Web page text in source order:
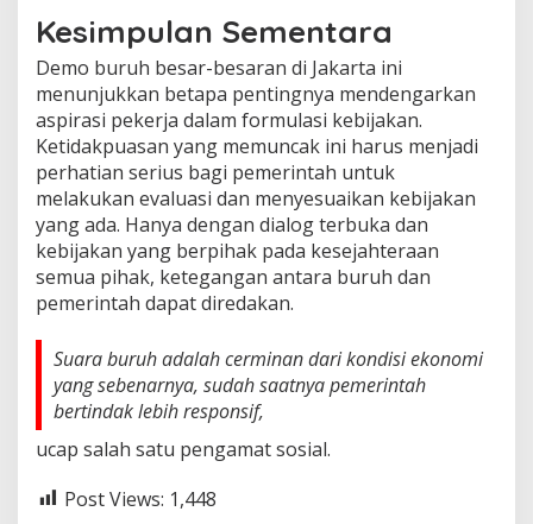
Kesimpulan Sementara
Demo buruh besar-besaran di Jakarta ini
menunjukkan betapa pentingnya mendengarkan
aspirasi pekerja dalam formulasi kebijakan.
Ketidakpuasan yang memuncak ini harus menjadi
perhatian serius bagi pemerintah untuk
melakukan evaluasi dan menyesuaikan kebijakan
yang ada. Hanya dengan dialog terbuka dan
kebijakan yang berpihak pada kesejahteraan
semua pihak, ketegangan antara buruh dan
pemerintah dapat diredakan.
Suara buruh adalah cerminan dari kondisi ekonomi
yang sebenarnya, sudah saatnya pemerintah
bertindak lebih responsif,
ucap salah satu pengamat sosial.
Post Views: 1,448